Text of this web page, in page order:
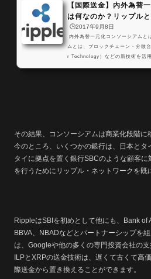
【国際送金】内外為替
は何なのか？リップル
🕒️2017年9月8日
内外為替一元化コンソーシアムと
ムとは、ブロックチェーン・分散
r Technology）などの新技術を活
その結果、コンソーシアムは商業化段階に
今のところ、いくつかの銀行は、日本とタ
タイに拠点を置く銀行SBCのような顧客
を行うためにリップル・ネットワークを既
RippleはSBIを初めとして他にも、Bank of
BBVA、NBADなどとパートナーシップを
は、Googleや他の多くの専門投資会社の
ILPとXRPの送金技術は、遅くて古くて高
際送金から置き換えることができます。